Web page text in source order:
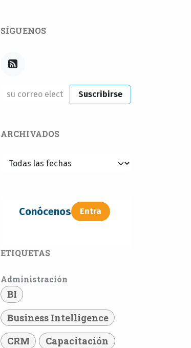
SÍGUENOS
Suscribirse
ARCHIVADOS
Entra​​​​
Conócenos
ETIQUETAS
Administración
BI
Business Intelligence
CRM
Capacitación